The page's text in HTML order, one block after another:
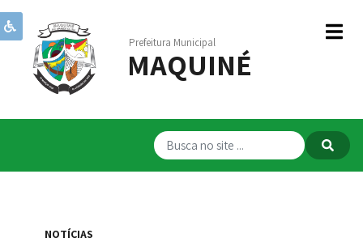
Prefeitura Municipal
MAQUINÉ
Institucional
Governo
ServiçosNOTÍCIAS